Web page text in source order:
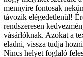
mennyire fontosak
távozik elégedetlenül!
rendszeresen
vásárlóknak. Azokat a
eladni, vissza tudja
Nincs helyet foglaló